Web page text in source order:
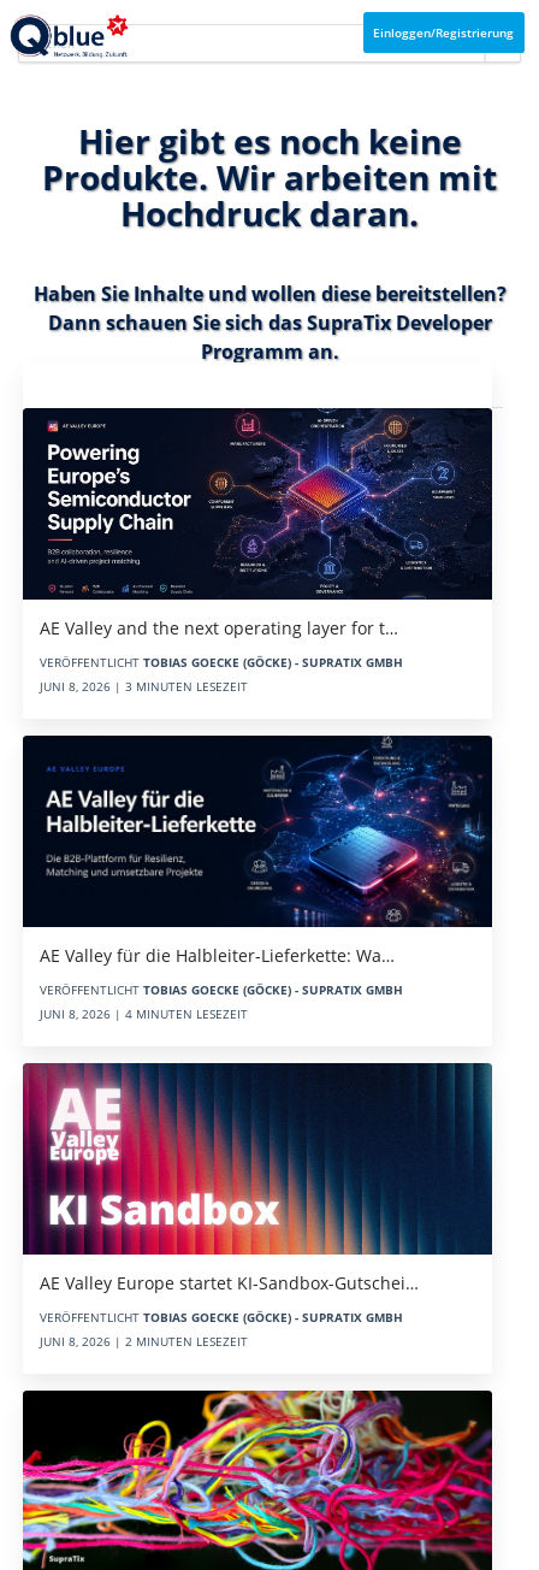
Einloggen/Registrierung
Hier gibt es noch keine
Produkte. Wir arbeiten mit
Hochdruck daran.
Haben Sie Inhalte und wollen diese bereitstellen?
Dann schauen Sie sich dasSupraTix Developer
Programman.
AE Valley and the next operating layer for t…
VERÖFFENTLICHT TOBIAS GOECKE (GÖCKE) - SUPRATIX GMBH
JUNI 8, 2026 | 3 MINUTEN LESEZEIT
AE Valley für die Halbleiter-Lieferkette: Wa…
VERÖFFENTLICHT TOBIAS GOECKE (GÖCKE) - SUPRATIX GMBH
JUNI 8, 2026 | 4 MINUTEN LESEZEIT
AE Valley Europe startet KI-Sandbox-Gutschei…
VERÖFFENTLICHT TOBIAS GOECKE (GÖCKE) - SUPRATIX GMBH
JUNI 8, 2026 | 2 MINUTEN LESEZEIT